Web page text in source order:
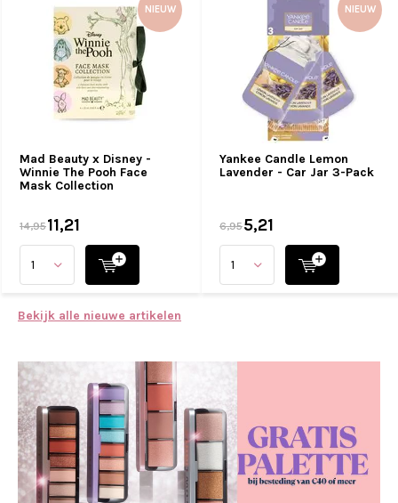
Mad Beauty x Disney -
Winnie The Pooh Face
Mask Collection
NIEUW
14,9511,21
Yankee Candle Lemon
Lavender - Car Jar 3-Pack
NIEUW
6,955,21
Bekijk alle nieuwe artikelen